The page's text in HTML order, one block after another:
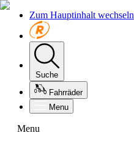
Zum Hauptinhalt wechseln
Suche
Fahrräder
Menu
Menu